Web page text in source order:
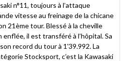
n°11, toujours à l’attaque
vitesse au freinage de la chicane
21ème tour. Blessé à la cheville
il est transféré à l’hôpital. Sa
record du tour à 1'39.992. La
Stocksport, c’est la Kawasaki